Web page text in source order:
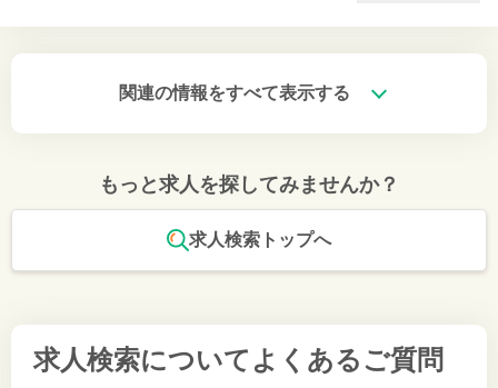
関連の情報をすべて表示する
もっと求人を探してみませんか？
求人検索トップへ
求人検索について よくあるご質問